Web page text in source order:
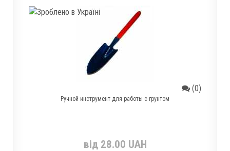
(0)
Ручной инструмент для работы с грунтом
від 28.00 UAH